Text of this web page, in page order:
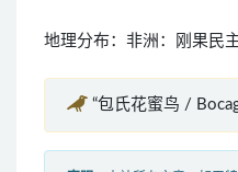
地理分布：非洲：刚果民
“包氏花蜜鸟 /